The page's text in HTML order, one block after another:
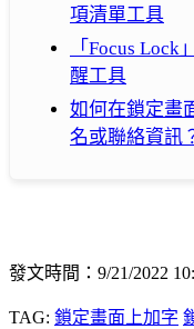
項清單工具
「Focus
醒工具
如何在鎖定畫
名或聯絡資訊
發文時間：9/21/2022
TAG: 鎖定畫面上加字